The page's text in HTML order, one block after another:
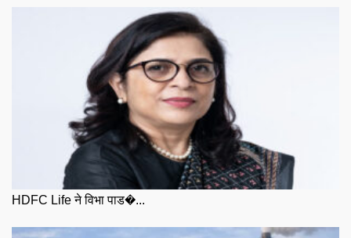
HDFC Life ने विभा पाड�...